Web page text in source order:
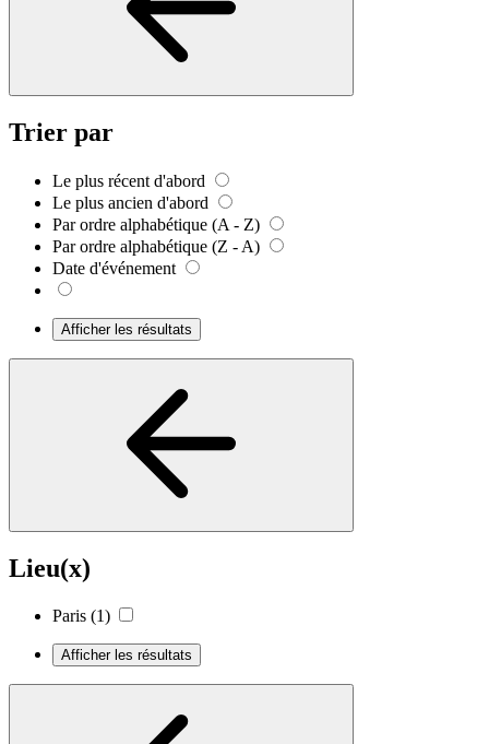
Trier par
Le plus récent d'abord
Le plus ancien d'abord
Par ordre alphabétique (A - Z)
Par ordre alphabétique (Z - A)
Date d'événement
Afficher les résultats
Lieu(x)
Paris (1)
Afficher les résultats